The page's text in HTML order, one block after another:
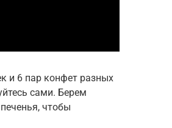
и 6 пар конфет разных
сами. Берем
чтобы